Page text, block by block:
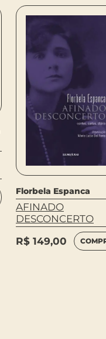
Florbela Espanca
AFINADO
DESCONCERTO
R$ 149,00